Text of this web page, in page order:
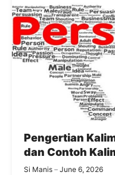
Pengertian
dan Contoh
Terlengkap
Si Manis June 6, 2026